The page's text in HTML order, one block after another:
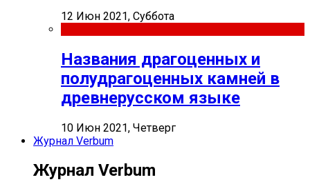
12 Июн 2021, Суббота
Названия драгоценных и
полудрагоценных камней в
древнерусском языке
10 Июн 2021, Четверг
Журнал Verbum
Журнал Verbum